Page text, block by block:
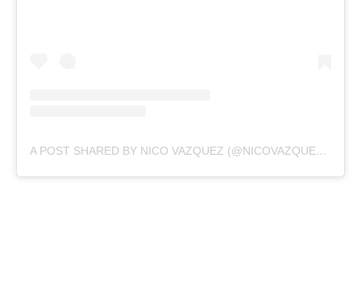
A POST SHARED BY NICO VAZQUEZ (@NICOVAZQUEZOK)